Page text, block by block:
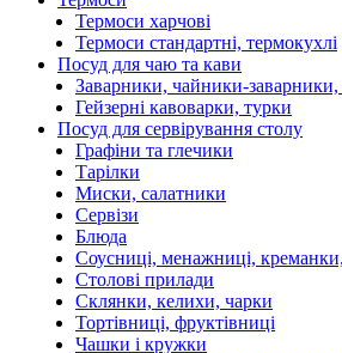
Термоси харчові
Термоси стандартні, термокухлі
Посуд для чаю та кави
Заварники, чайники-
Гейзерні кавоварки, турки
Посуд для сервірування столу
Графіни та глечики
Тарілки
Миски, салатники
Сервізи
Блюда
Соусниці, менажниці,
Столові прилади
Склянки, келихи, чарки
Тортівниці, фруктівниці
Чашки і кружки